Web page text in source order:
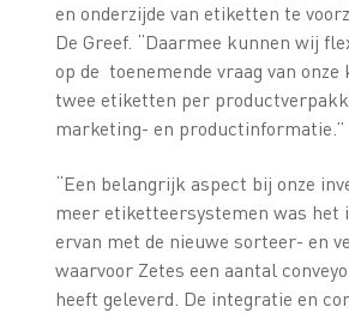
en onderzijde van etiketten te
De Greef. “Daarmee kunnen wij
op de toenemende vraag van
twee etiketten per
marketing- en productinformatie.”
“Een belangrijk aspect bij onze
meer etiketteersystemen was het
ervan met de nieuwe sorteer- en
waarvoor Zetes een aantal
heeft geleverd. De integratie en